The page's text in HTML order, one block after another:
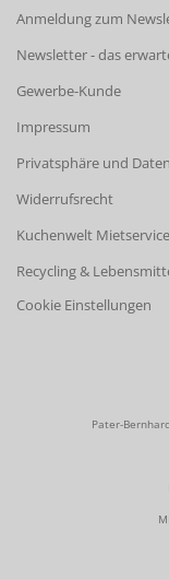
Anmeldung zum
Newsletter - das
Gewerbe-Kunde
Impressum
Privatsphäre und
Widerrufsrecht
Kuchenwelt Mietservice
Recycling &
Cookie Einstellungen
Pater-